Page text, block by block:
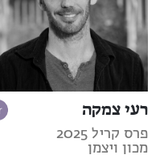
רעי צמקה
פרס קריל 2025
מכון ויצמן